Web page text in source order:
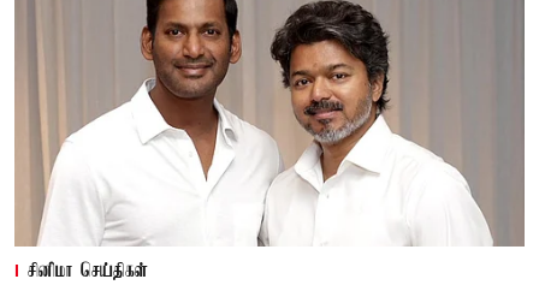
சினிமா செய்திகள்